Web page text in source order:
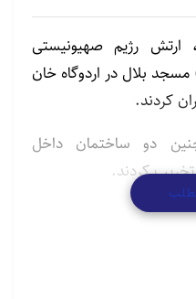
ارتش رژیم صهیونیستی
شنبه ۱۷ بهمن ۱۴۰۲) مسجد بلال در اردوگاه خان
کردند.
دو ساختمان داخل
کردند.
اهمیت